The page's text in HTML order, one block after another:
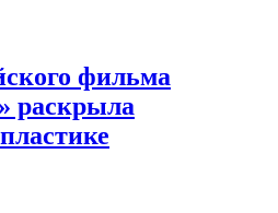
фильма
раскрыла